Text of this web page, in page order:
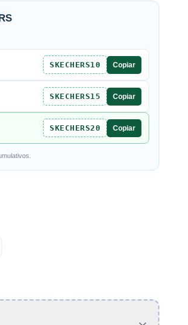
SKECHERS10 Copiar
SKECHERS15 Copiar
SKECHERS20 Copiar